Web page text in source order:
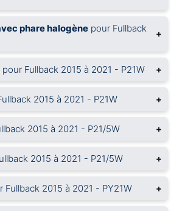
phare halogène pour Fullback
+
pour Fullback 2015 à 2021 - P21W +
2015 à 2021 - P21W +
2015 à 2021 - P21/5W +
2015 à 2021 - P21/5W +
Fullback 2015 à 2021 - PY21W +